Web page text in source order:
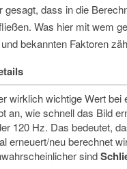
dass in die
Was hier mit wem
bekannten Faktoren
wirklich wichtige Wert bei
an, wie schnell das Bild
120 Hz. Das bedeutet,
erneuert/neu berechnet
sind